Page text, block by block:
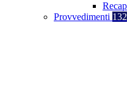
Provvedimenti 132